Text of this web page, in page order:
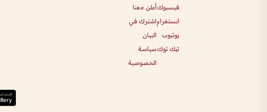
فيسبوك
انستغرام
يوتيوب
تيك توك
أعلن معنا
اشترك في
البيان
سياسة
الخصوصية